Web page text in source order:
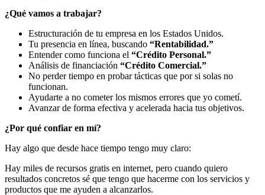
¿Qué vamos a trabajar?
Estructuración de tu empresa en los Estados Unidos.
Tu presencia en línea, buscando “Rentabilidad.”
Entender como funciona el “Crédito Personal.”
Análisis de financiación “Crédito Comercial.”
No perder tiempo en probar tácticas que por si solas no
funcionan.
Ayudarte a no cometer los mismos errores que yo cometí.
Avanzar de forma efectiva y acelerada hacia tus objetivos.
¿Por qué confiar en mí?
Hay algo que desde hace tiempo tengo muy claro:
Hay miles de recursos gratis en internet, pero cuando quiero
resultados concretos sé que tengo que hacerme con los servicios y
productos que me ayuden a alcanzarlos.